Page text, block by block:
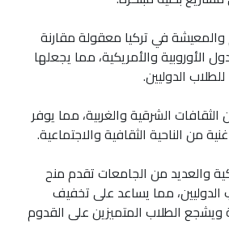
والمعيشة في تركيا معقولة مقارنة
الأوروبية والأمريكية، مما يجعلها
للطلاب الدوليين.
الثقافات الشرقية والغربية، مما يوفر
من الناحية الثقافية والاجتماعية.
والعديد من الجامعات تقدم منح
الدوليين، مما يساعد على تخفيف
ويشجع الطلاب المتميزين على القدوم